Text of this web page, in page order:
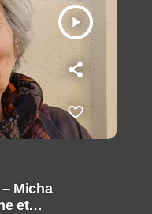
play_arrow
Micha
et